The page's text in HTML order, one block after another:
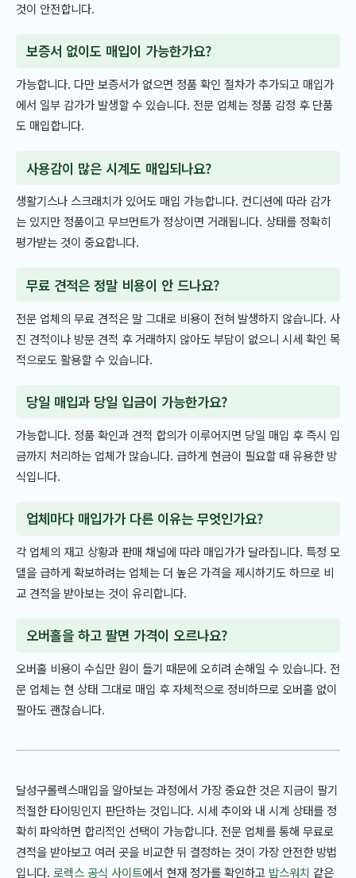
것이 안전합니다.
보증서 없이도 매입이 가능한가요?
가능합니다. 다만 보증서가 없으면 정품 확인 절차가 추가되고 매입가
에서 일부 감가가 발생할 수 있습니다. 전문 업체는 정품 감정 후 단품
도 매입합니다.
사용감이 많은 시계도 매입되나요?
생활기스나 스크래치가 있어도 매입 가능합니다. 컨디션에 따라 감가
는 있지만 정품이고 무브먼트가 정상이면 거래됩니다. 상태를 정확히
평가받는 것이 중요합니다.
무료 견적은 정말 비용이 안 드나요?
전문 업체의 무료 견적은 말 그대로 비용이 전혀 발생하지 않습니다. 사
진 견적이나 방문 견적 후 거래하지 않아도 부담이 없으니 시세 확인 목
적으로도 활용할 수 있습니다.
당일 매입과 당일 입금이 가능한가요?
가능합니다. 정품 확인과 견적 합의가 이루어지면 당일 매입 후 즉시 입
금까지 처리하는 업체가 많습니다. 급하게 현금이 필요할 때 유용한 방
식입니다.
업체마다 매입가가 다른 이유는 무엇인가요?
각 업체의 재고 상황과 판매 채널에 따라 매입가가 달라집니다. 특정 모
델을 급하게 확보하려는 업체는 더 높은 가격을 제시하기도 하므로 비
교 견적을 받아보는 것이 유리합니다.
오버홀을 하고 팔면 가격이 오르나요?
오버홀 비용이 수십만 원이 들기 때문에 오히려 손해일 수 있습니다. 전
문 업체는 현 상태 그대로 매입 후 자체적으로 정비하므로 오버홀 없이
팔아도 괜찮습니다.
달성구롤렉스매입을 알아보는 과정에서 가장 중요한 것은 지금이 팔기
적절한 타이밍인지 판단하는 것입니다. 시세 추이와 내 시계 상태를 정
확히 파악하면 합리적인 선택이 가능합니다. 전문 업체를 통해 무료로
견적을 받아보고 여러 곳을 비교한 뒤 결정하는 것이 가장 안전한 방법
입니다. 로렉스 공식 사이트에서 현재 정가를 확인하고 밥스워치 같은